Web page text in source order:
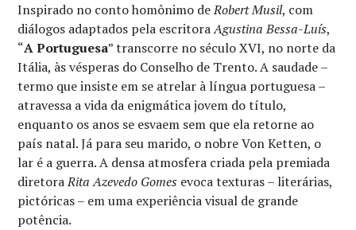
Inspirado no conto homônimo deRobert Musil, com
diálogos adaptados pela escritoraAgustina Bessa-Luís,
“A Portuguesa” transcorre no século XVI, no norte da
Itália, às vésperas do Conselho de Trento. A saudade –
termo que insiste em se atrelar à língua portuguesa –
atravessa a vida da enigmática jovem do título,
enquanto os anos se esvaem sem que ela retorne ao
país natal. Já para seu marido, o nobre Von Ketten, o
lar é a guerra. A densa atmosfera criada pela premiada
diretoraRita Azevedo Gomes evoca texturas – literárias,
pictóricas – em uma experiência visual de grande
potência.